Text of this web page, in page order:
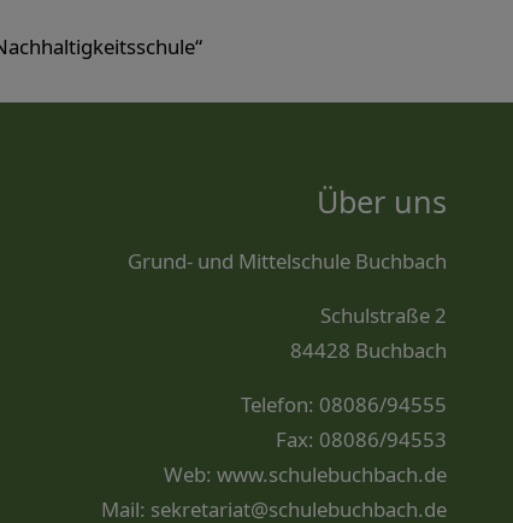
Über uns
Grund- und Mittelschule Buchbach
Schulstraße 2
84428 Buchbach
Telefon: 08086/94555
Fax: 08086/94553
Web:www.schulebuchbach.de
Mail: sekretariat@schulebuchbach.de